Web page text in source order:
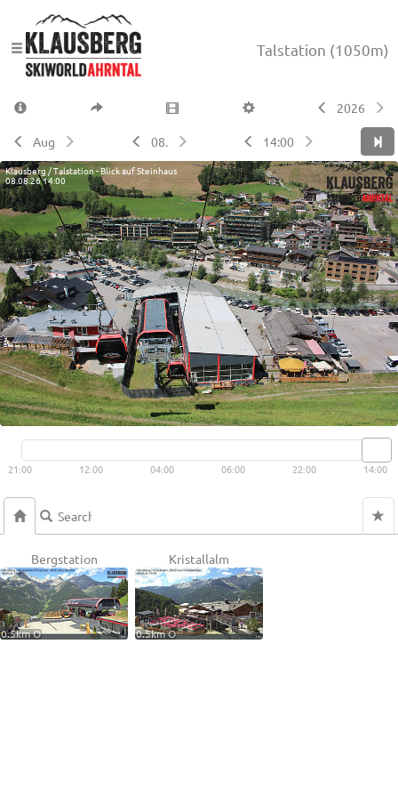
Talstation (1050m)
2026
Aug 08. 14:00
Klausberg / Talstation - Blick auf Steinhaus
08.08.26 14:00
Live video available → View
21:00 12:00 04:00 06:00 22:00 14:00
Bergstation
0.5km O
Kristallalm
0.5km O